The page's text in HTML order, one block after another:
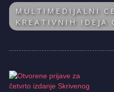
MULTIMEDIJALNI
KREATIVNIH IDEJA